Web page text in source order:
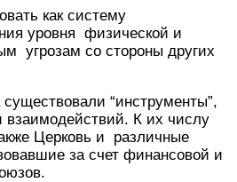
как систему
уровня физической и
угрозам со стороны других
“инструменты”,
взаимодействий. К их числу
Церковь и различные
за счет финансовой и